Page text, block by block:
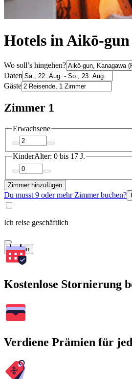
Hotels in Aikō-gun
Wo soll’s hingehen?
Daten
Gäste
Zimmer 1
Erwachsene
KinderAlter: 0 bis 17 J.
Zimmer hinzufügen
Du musst 9 oder mehr Zimmer buchen?
Ich reise geschäftlich
Suchen
Kostenlose Stornierung
Verdiene Prämien für